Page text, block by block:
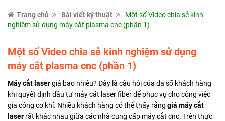
Trang chủ Bài viết kỹ thuật
Một số Video chia sẻ kinh
nghiệm sử dụng máy cắt plasma cnc (phần 1)
Một số Video chia sẻ kinh nghiệm sử dụng
máy cắt plasma cnc (phần 1)
Máy cắt lasergiá bao nhiêu? Đây là câu hỏi của đa số khách hàng
khi quyết định đầu tư máy cắt laser fiber để phục vụ cho công việc
gia công cơ khí. Nhiều khách hàng có thể thấy rằng giá máy cắt
laser rất khác nhau giữa các nhà cung cấp máy cắt cnc. Trên thực